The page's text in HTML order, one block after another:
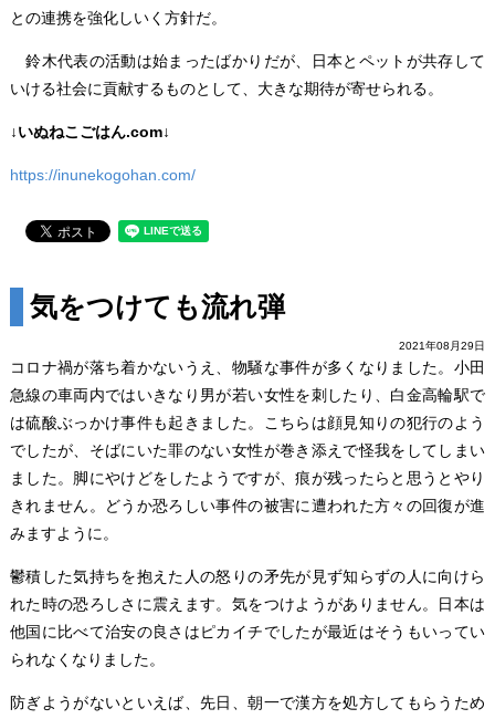
との連携を強化しいく方針だ。
鈴木代表の活動は始まったばかりだが、日本とペットが共存して
いける社会に貢献するものとして、大きな期待が寄せられる。
↓いぬねこごはん.com↓
https://inunekogohan.com/
気をつけても流れ弾
2021年08月29日
コロナ禍が落ち着かないうえ、物騒な事件が多くなりました。小田
急線の車両内ではいきなり男が若い女性を刺したり、白金高輪駅で
は硫酸ぶっかけ事件も起きました。こちらは顔見知りの犯行のよう
でしたが、そばにいた罪のない女性が巻き添えで怪我をしてしまい
ました。脚にやけどをしたようですが、痕が残ったらと思うとやり
きれません。どうか恐ろしい事件の被害に遭われた方々の回復が進
みますように。
鬱積した気持ちを抱えた人の怒りの矛先が見ず知らずの人に向けら
れた時の恐ろしさに震えます。気をつけようがありません。日本は
他国に比べて治安の良さはピカイチでしたが最近はそうもいってい
られなくなりました。
防ぎようがないといえば、先日、朝一で漢方を処方してもらうため